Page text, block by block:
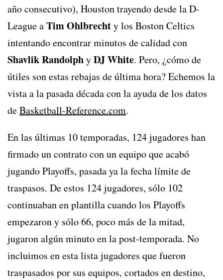
año consecutivo), Houston trayendo desde la D-
League aTim Ohlbrechty los Boston Celtics
intentando encontrar minutos de calidad con
Shavlik RandolphyDJ White. Pero, ¿cómo de
útiles son estas rebajas de última hora? Echemos la
vista a la pasada década con la ayuda de los datos
deBasketball-Reference.com.
En las últimas 10 temporadas, 124 jugadores han
firmado un contrato con un equipo que acabó
jugando Playoffs, pasada ya la fecha límite de
traspasos. De estos 124 jugadores, sólo 102
continuaban en plantilla cuando los Playoffs
empezaron y sólo 66, poco más de la mitad,
jugaron algún minuto en la post-temporada. No
incluimos en esta lista jugadores que fueron
traspasados por sus equipos, cortados en destino,